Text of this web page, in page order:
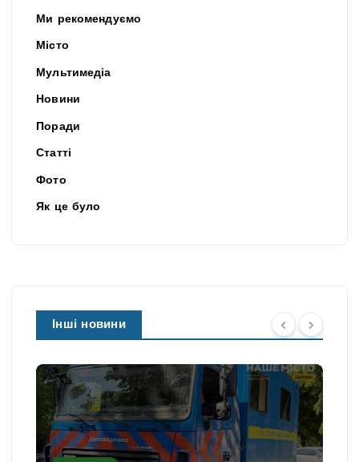
Ми рекомендуємо
Місто
Мультимедіа
Новини
Поради
Статті
Фото
Як це було
Інші новини